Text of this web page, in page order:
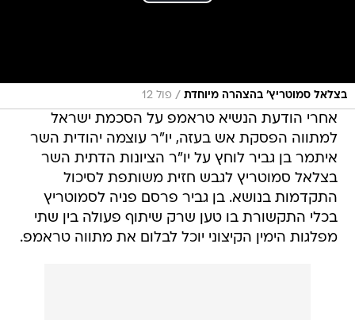
בצלאל סמוטריץ' בהצהרה מיוחדת / פול 12
אחרי הודעת הנשיא טראמפ על הסכמת ישראל
למתווה הפסקת אש בעזה, יו"ר עוצמה יהודית השר
איתמר בן גביר לוחץ על יו"ר הציונות הדתית השר
בצלאל סמוטריץ לגבש חזית משותפת לסיכול
התקדמות בנושא. בן גביר פרסם פניה לסמוטריץ
בכלי התקשורת בו טען שרק שיתוף פעולה בין שתי
מפלגות הימין הקיצוני יוכל לבלום את מתווה טראמפ.